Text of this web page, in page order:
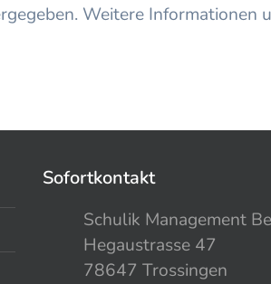
Weitere Informationen
Sofortkontakt
Schulik Management
Hegaustrasse 47
78647 Trossingen